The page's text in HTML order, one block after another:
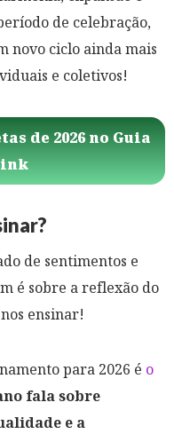
de celebração,
novo ciclo ainda mais
e coletivos!
de 2026 no Guia
de sentimentos e
é sobre a reflexão do
ensinar!
para 2026 é o
fala sobre
e a